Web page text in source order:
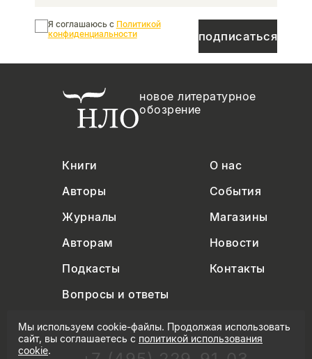
подписаться
Я соглашаюсь с Политикой
конфиденциальности
новое литературное
обозрение
Книги
О нас
Авторы
События
Журналы
Магазины
Авторам
Новости
Подкасты
Контакты
Вопросы и ответы
Мы используем cookie-файлы. Продолжая использовать
сайт, вы соглашаетесь с политикой использования
cookie.